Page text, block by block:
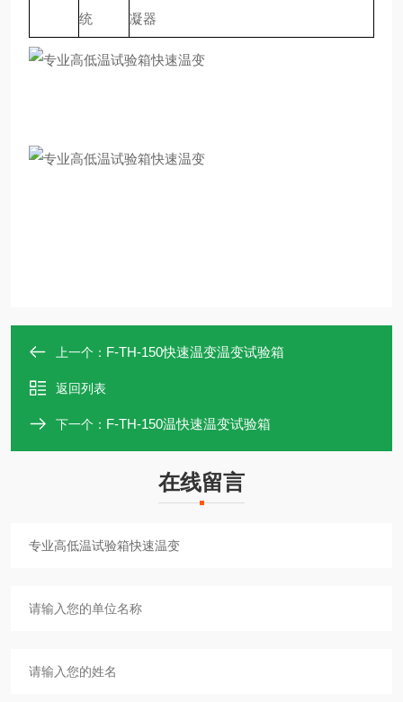
统
凝器
上一个： F-TH-150快速温变温变试验箱
返回列表
下一个： F-TH-150温快速温变试验箱
在线留言